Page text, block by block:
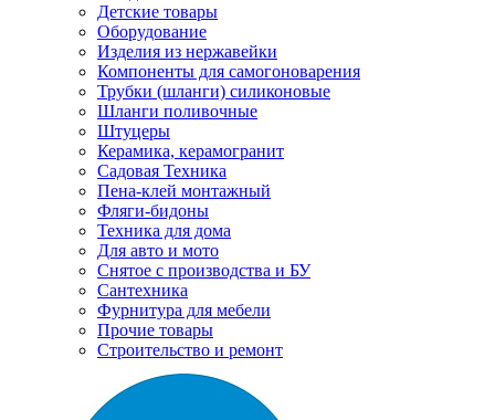
Детские товары
Оборудование
Изделия из нержавейки
Компоненты для самогоноварения
Трубки (шланги) силиконовые
Шланги поливочные
Штуцеры
Керамика, керамогранит
Садовая Техника
Пена-клей монтажный
Фляги-бидоны
Техника для дома
Для авто и мото
Снятое с производства и БУ
Сантехника
Фурнитура для мебели
Прочие товары
Строительство и ремонт